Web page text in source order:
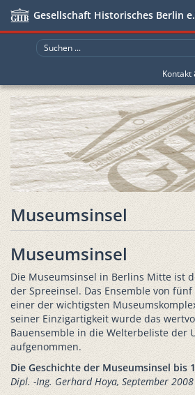
Gesellschaft Historisches Berlin
Kontakt
Museumsinsel
Museumsinsel
Die Museumsinsel in Berlins Mitte ist
der Spreeinsel. Das Ensemble von
einer der wichtigsten
seiner Einzigartigkeit wurde das
Bauensemble in die Welterbeliste der
aufgenommen.
Die Geschichte der Museumsinsel bis
Dipl. -Ing. Gerhard Hoya, September 2008